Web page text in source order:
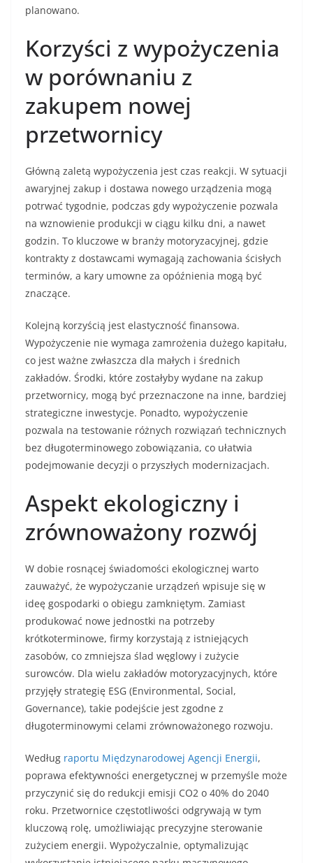
planowano.
Korzyści z wypożyczenia
w porównaniu z
zakupem nowej
przetwornicy
Główną zaletą wypożyczenia jest czas reakcji. W sytuacji
awaryjnej zakup i dostawa nowego urządzenia mogą
potrwać tygodnie, podczas gdy wypożyczenie pozwala
na wznowienie produkcji w ciągu kilku dni, a nawet
godzin. To kluczowe w branży motoryzacyjnej, gdzie
kontrakty z dostawcami wymagają zachowania ścisłych
terminów, a kary umowne za opóźnienia mogą być
znaczące.
Kolejną korzyścią jest elastyczność finansowa.
Wypożyczenie nie wymaga zamrożenia dużego kapitału,
co jest ważne zwłaszcza dla małych i średnich
zakładów. Środki, które zostałyby wydane na zakup
przetwornicy, mogą być przeznaczone na inne, bardziej
strategiczne inwestycje. Ponadto, wypożyczenie
pozwala na testowanie różnych rozwiązań technicznych
bez długoterminowego zobowiązania, co ułatwia
podejmowanie decyzji o przyszłych modernizacjach.
Aspekt ekologiczny i
zrównoważony rozwój
W dobie rosnącej świadomości ekologicznej warto
zauważyć, że wypożyczanie urządzeń wpisuje się w
ideę gospodarki o obiegu zamkniętym. Zamiast
produkować nowe jednostki na potrzeby
krótkoterminowe, firmy korzystają z istniejących
zasobów, co zmniejsza ślad węglowy i zużycie
surowców. Dla wielu zakładów motoryzacyjnych, które
przyjęły strategię ESG (Environmental, Social,
Governance), takie podejście jest zgodne z
długoterminowymi celami zrównoważonego rozwoju.
Według raportu Międzynarodowej Agencji Energii,
poprawa efektywności energetycznej w przemyśle może
przyczynić się do redukcji emisji CO2 o 40% do 2040
roku. Przetwornice częstotliwości odgrywają w tym
kluczową rolę, umożliwiając precyzyjne sterowanie
zużyciem energii. Wypożyczalnie, optymalizując